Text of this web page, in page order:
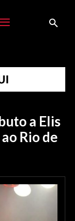
a Elis
Rio de